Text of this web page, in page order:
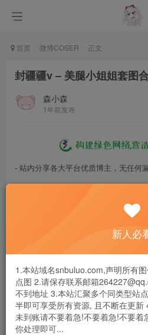
首页 微博COSER 正文
封疆疆v – 美腿小姐姐套图
森小森
1年前发布
- 站内分享各大平台优质博主，无任何
- 百度网盘提示提取码错误，请更换浏
- 遇见解压密码不对、无法解压，请查看
- 资源失效/充值未到账/账号解禁...等
新人必
1.本站域名snbuluo.com,声明所有
点图 2.请保存联系邮箱
不到地址 3.本站汇聚多个同类型站
半即可享受所有资源, 且不断在更新
未到账请不要着急!不要着急!不要
你处理即可...